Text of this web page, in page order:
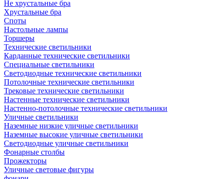
Не хрустальные бра
Хрустальные бра
Споты
Настольные лампы
Торшеры
Технические светильники
Карданные технические светильники
Специальные светильники
Светодиодные технические светильники
Потолочные технические светильники
Трековые технические светильники
Настенные технические светильники
Настенно-потолочные технические светильники
Уличные светильники
Наземные низкие уличные светильники
Наземные высокие уличные светильники
Светодиодные уличные светильники
Фонарные столбы
Прожекторы
Уличные световые фигуры